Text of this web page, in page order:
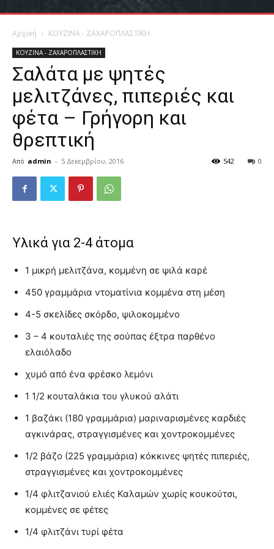
Αρχική ΚΟΥΖΙΝΑ - ΖΑΧΑΡΟΠΛΑΣΤΙΚΗ
ΚΟΥΖΙΝΑ - ΖΑΧΑΡΟΠΛΑΣΤΙΚΗ
Σαλάτα με ψητές
μελιτζάνες, πιπεριές και
φέτα – Γρήγορη και
θρεπτική
Από admin - 5 Δεκεμβρίου, 2016 0
542
Υλικά για 2-4 άτομα
1 μικρή μελιτζάνα, κομμένη σε ψιλά καρέ
450 γραμμάρια ντοματίνια κομμένα στη μέση
4-5 σκελίδες σκόρδο, ψιλοκομμένο
3 – 4 κουταλιές της σούπας έξτρα παρθένο
ελαιόλαδο
χυμό από ένα φρέσκο λεμόνι
1 1/2 κουταλάκια του γλυκού αλάτι
1 βαζάκι (180 γραμμάρια) μαριναρισμένες καρδιές
αγκινάρας, στραγγισμένες και χοντροκομμένες
1/2 βάζο (225 γραμμάρια) κόκκινες ψητές πιπεριές,
στραγγισμένες και χοντροκομμένες
1/4 φλιτζανιού ελιές Καλαμών χωρίς κουκούτσι,
κομμένες σε φέτες
1/4 φλιτζάνι τυρί φέτα